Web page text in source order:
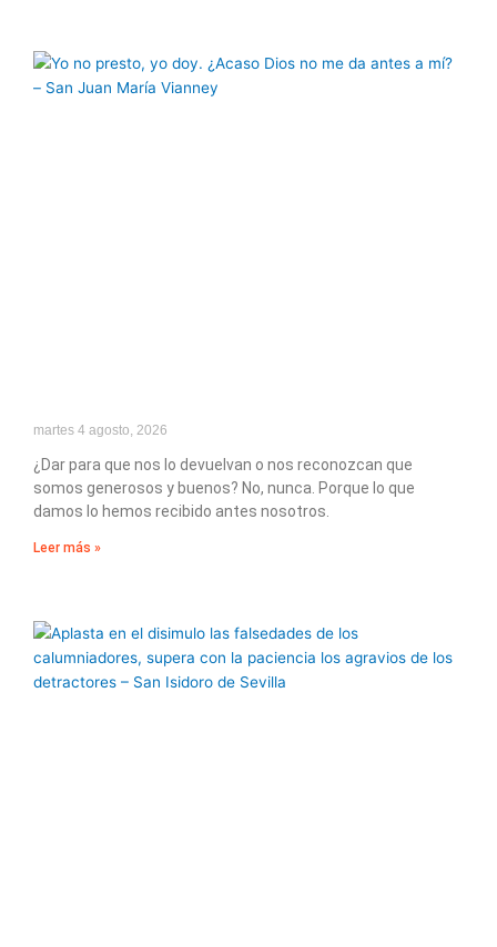
martes 4 agosto, 2026
¿Dar para que nos lo devuelvan o nos reconozcan que
somos generosos y buenos? No, nunca. Porque lo que
damos lo hemos recibido antes nosotros.
Leer más »